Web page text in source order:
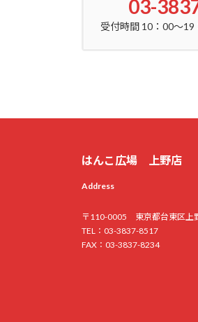
03-
受付時間 10：00～19
はんこ広場 上野店
Address
〒110-0005 東京都台東区
TEL：03-3837-8517
FAX：03-3837-8234